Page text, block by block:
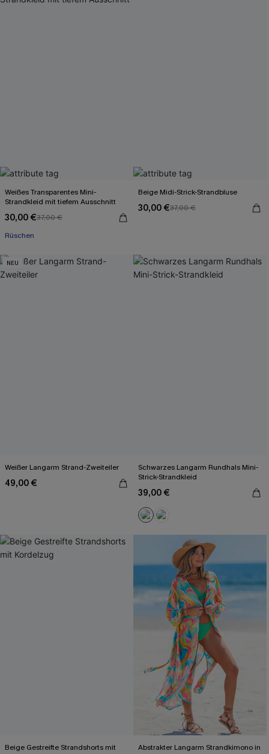
Weißes Transparentes Mini-
Strandkleid mit tiefem Ausschnitt
30,00 €37,00 €
Rüschen
Beige Midi-Strick-Strandbluse
30,00 €37,00 €
NEU
Weißer Langarm Strand-Zweiteiler
49,00 €
Schwarzes Langarm Rundhals Mini-
Strick-Strandkleid
39,00 €
Beige Gestreifte Strandshorts mit
Abstrakter Langarm Strandkimono in